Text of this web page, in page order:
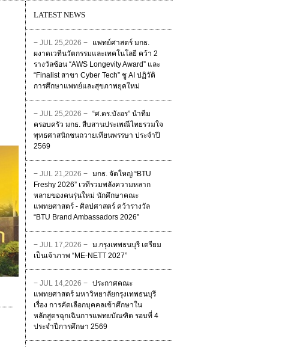
LATEST NEWS
− JUL 25,2026 −
แพทย์ศาสตร์ มกธ.
ผงาดเวทีนวัตกรรมและเทคโนโลยี คว้า 2
รางวัลซ้อน “AWS Longevity Award” และ
“Finalist สาขา Cyber Tech” ชู AI ปฏิวัติ
การศึกษาแพทย์และสุขภาพยุคใหม่
− JUL 25,2026 − “ศ.ดร.บังอร” นำทีม
ครอบครัว มกธ. สืบสานประเพณีไทยรวมใจ
พุทธศาสนิกชนถวายเทียนพรรษา ประจำปี
2569
− JUL 21,2026 − มกธ. จัดใหญ่ “BTU
Freshy 2026” เวทีรวมพลังความหลาก
หลายของคนรุ่นใหม่ นักศึกษาคณะ
แพทยศาสตร์ - ศิลปศาสตร์ คว้ารางวัล
“BTU Brand Ambassadors 2026”
− JUL 17,2026 − ม.กรุงเทพธนบุรี เตรียม
เป็นเจ้าภาพ “ME-NETT 2027”
− JUL 14,2026 − ประกาศคณะ
แพทยศาสตร์ มหาวิทยาลัยกรุงเทพธนบุรี
เรื่อง การคัดเลือกบุคคลเข้าศึกษาใน
หลักสูตรฉุกเฉินการแพทยบัณฑิต รอบที่ 4
ประจําปีการศึกษา 2569